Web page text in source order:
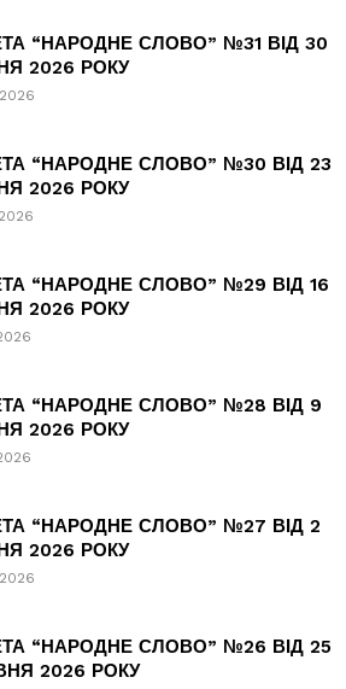
“НАРОДНЕ СЛОВО” №31 ВІД 30
2026 РОКУ
“НАРОДНЕ СЛОВО” №30 ВІД 23
2026 РОКУ
“НАРОДНЕ СЛОВО” №29 ВІД 16
2026 РОКУ
“НАРОДНЕ СЛОВО” №28 ВІД 9
2026 РОКУ
“НАРОДНЕ СЛОВО” №27 ВІД 2
2026 РОКУ
“НАРОДНЕ СЛОВО” №26 ВІД 25
2026 РОКУ